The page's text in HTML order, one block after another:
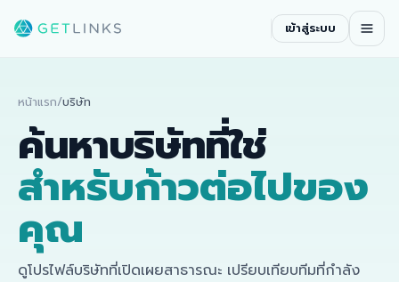
เข้าสู่ระบบ
หน้าแรก/บริษัท
ค้นหาบริษัทที่ใช่
สำหรับก้าวต่อไปของ
คุณ
ดูโปรไฟล์บริษัทที่เปิดเผยสาธารณะ เปรียบเทียบทีมที่กำลัง